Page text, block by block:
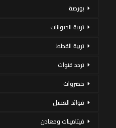
بورصة
تربية الحيوانات
تربية القطط
تردد قنوات
خضروات
فوائد العسل
فيتامينات ومعادن